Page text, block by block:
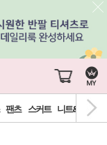
팬츠 스커트 니트&가디건